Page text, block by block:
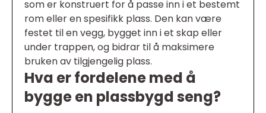
som er konstruert for å passe inn i et bestemt
rom eller en spesifikk plass. Den kan være
festet til en vegg, bygget inn i et skap eller
under trappen, og bidrar til å maksimere
bruken av tilgjengelig plass.
Hva er fordelene med å
bygge en plassbygd seng?